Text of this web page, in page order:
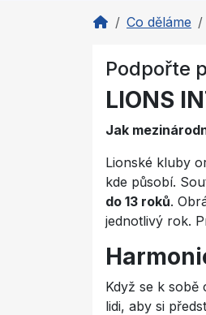
Co děláme
Podpořte
LIONS
Jak
Lionské kluby
kde působí.
do 13 roků.
jednotlivý rok.
Když se k sobě
lidi, aby si